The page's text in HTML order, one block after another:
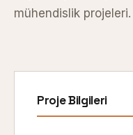
mühendislik projeleri.
Proje Bilgileri